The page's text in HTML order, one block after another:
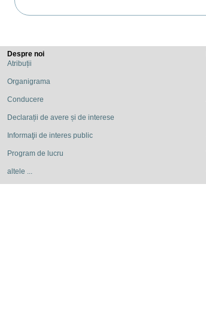
Despre noi
Atribuții
Organigrama
Conducere
Declarații de avere și de interese
Informaţii de interes public
Program de lucru
altele ...